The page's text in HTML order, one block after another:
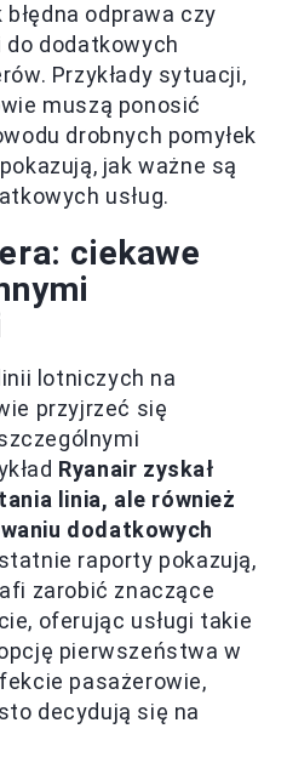
odprawa czy
do dodatkowych
Przykłady sytuacji,
muszą ponosić
drobnych pomyłek
jak ważne są
usług.
ciekawe
lotniczych na
przyjrzeć się
Ryanair zyskał
linia, ale również
dodatkowych
raporty pokazują,
zarobić znaczące
oferując usługi takie
pierwszeństwa w
pasażerowie,
decydują się na